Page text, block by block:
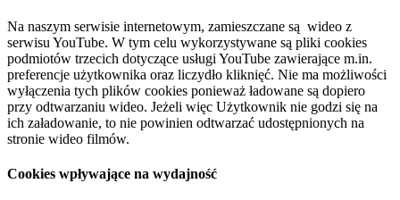
Na naszym serwisie internetowym, zamieszczane są wideo z
serwisu YouTube. W tym celu wykorzystywane są pliki cookies
podmiotów trzecich dotyczące usługi YouTube zawierające m.in.
preferencje użytkownika oraz liczydło kliknięć. Nie ma możliwości
wyłączenia tych plików cookies ponieważ ładowane są dopiero
przy odtwarzaniu wideo. Jeżeli więc Użytkownik nie godzi się na
ich załadowanie, to nie powinien odtwarzać udostępnionych na
stronie wideo filmów.
Cookies wpływające na wydajność